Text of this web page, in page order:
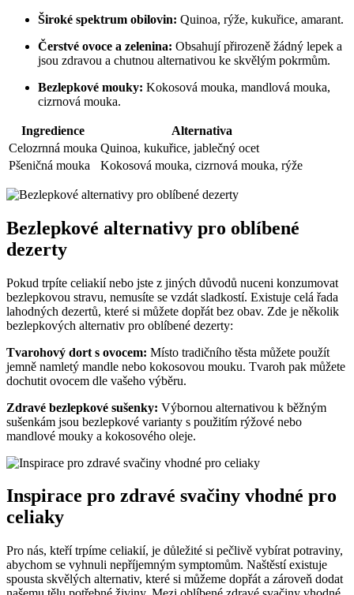
Široké spektrum obilovin: Quinoa, rýže, kukuřice, amarant.
Čerstvé ovoce a zelenina: Obsahují přirozeně žádný lepek a
jsou zdravou a chutnou alternativou ke skvělým pokrmům.
Bezlepkové mouky: Kokosová mouka, mandlová mouka,
cizrnová mouka.
Ingredience
Alternativa
Celozrnná mouka Quinoa, kukuřice, jablečný ocet
Pšeničná mouka
Kokosová mouka, cizrnová mouka, rýže
Bezlepkové alternativy pro oblíbené
dezerty
Pokud trpíte celiakií nebo jste z jiných důvodů nuceni konzumovat
bezlepkovou stravu, nemusíte se vzdát sladkostí. Existuje celá řada
lahodných dezertů, které si můžete dopřát bez obav. Zde je několik
bezlepkových alternativ pro oblíbené dezerty:
Tvarohový dort s ovocem: Místo tradičního těsta můžete použít
jemně namletý mandle nebo kokosovou mouku. Tvaroh pak můžete
dochutit ovocem dle vašeho výběru.
Zdravé bezlepkové sušenky: Výbornou alternativou k běžným
sušenkám jsou bezlepkové varianty s použitím rýžové nebo
mandlové mouky a kokosového oleje.
Inspirace pro zdravé svačiny vhodné pro
celiaky
Pro nás, kteří trpíme celiakií, je důležité si pečlivě vybírat potraviny,
abychom se vyhnuli nepříjemným symptomům. Naštěstí existuje
spousta skvělých alternativ, které si můžeme dopřát a zároveň dodat